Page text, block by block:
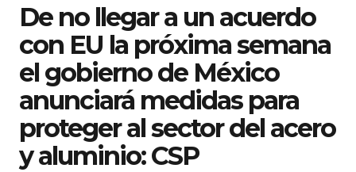
De no llegar a un acuerdo
con EU la próxima semana
el gobierno de México
anunciará medidas para
proteger al sector del acero
y aluminio: CSP